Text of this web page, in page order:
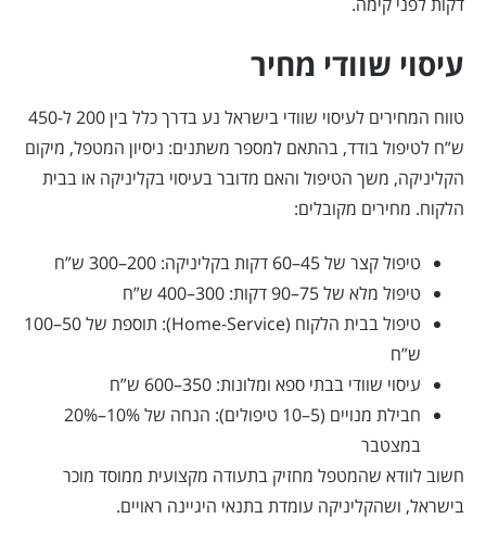
עיסוי שוודי מחיר
טווח המחירים לעיסוי שוודי בישראל נע בדרך כלל בין 200 ל-450
ש”ח לטיפול בודד, בהתאם למספר משתנים: ניסיון המטפל, מיקום
הקליניקה, משך הטיפול והאם מדובר בעיסוי בקליניקה או בבית
הלקוח. מחירים מקובלים:
טיפול קצר של 45–60 דקות בקליניקה: 200–300 ש”ח
טיפול מלא של 75–90 דקות: 300–400 ש”ח
טיפול בבית הלקוח (Home-Service): תוספת של 50–100
ש”ח
עיסוי שוודי בבתי ספא ומלונות: 350–600 ש”ח
חבילת מנויים (5–10 טיפולים): הנחה של 10%–20%
במצטבר
חשוב לוודא שהמטפל מחזיק בתעודה מקצועית ממוסד מוכר
בישראל, ושהקליניקה עומדת בתנאי היגיינה ראויים.